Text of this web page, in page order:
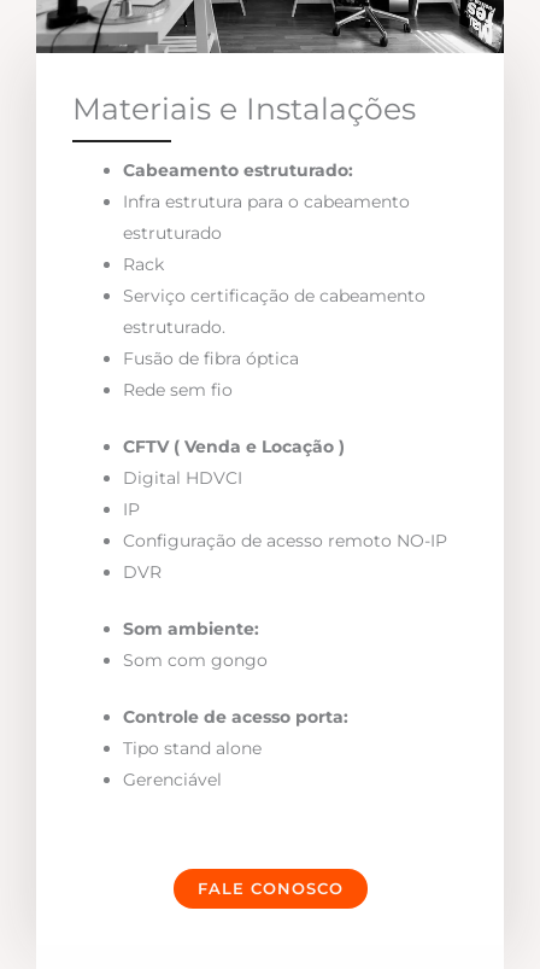
Materiais e Instalações
Cabeamento estruturado:
Infra estrutura para o cabeamento
estruturado
Rack
Serviço certificação de cabeamento
estruturado.
Fusão de fibra óptica
Rede sem fio
CFTV ( Venda e Locação )
Digital HDVCI
IP
Configuração de acesso remoto NO-IP
DVR
Som ambiente:
Som com gongo
Controle de acesso porta:
Tipo stand alone
Gerenciável
FALE CONOSCO